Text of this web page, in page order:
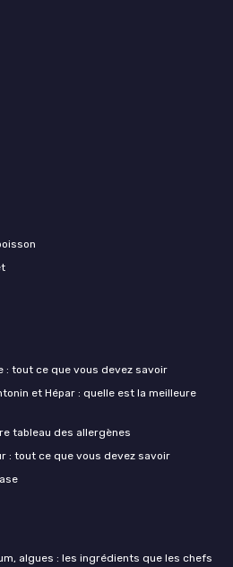
: tout ce que vous devez savoir
et Hépar : quelle est la meilleure
tableau des allergènes
: tout ce que vous devez savoir
algues : les ingrédients que les chefs